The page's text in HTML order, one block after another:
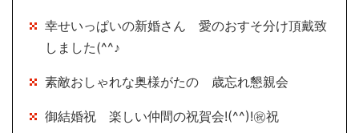
幸せいっぱいの新婚さん 愛のおすそ分け頂戴致
しました(^^♪
素敵おしゃれな奥様がたの 歳忘れ懇親会
御結婚祝 楽しい仲間の祝賀会!(^^)!㊗祝